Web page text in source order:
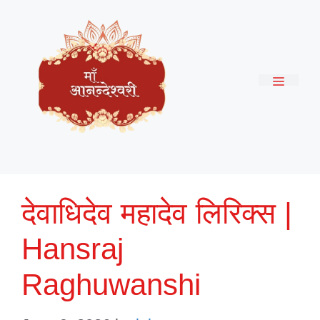
content
देवाधिदेव महादेव लिरिक्स |
Hansraj
Raghuwanshi